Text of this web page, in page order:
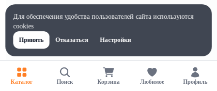
Каталог Поиск Корзина Любимое Профиль
Для обеспечения удобства пользователей сайта используются
cookies
Принять
Отказаться Настройки